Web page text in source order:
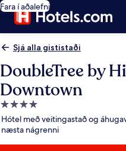
Fara í aðalefni
Sjá alla gististaði
DoubleTree by
Downtown
4.0
stjörnu
gististaður
Hótel með veitingastað og
næsta nágrenni